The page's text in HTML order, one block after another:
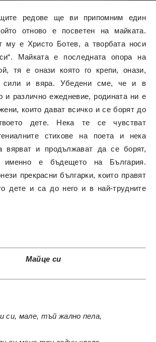
редове ще ви припомним един
отново е посветен на майката.
му е Христо Ботев, а творбата носи
Майката е последната опора на
тя е онази която го крепи, онази,
сили и вяра. Убедени сме, че и в
и различно ежедневие, родината ни е
които дават всичко и се борят до
дете. Нека те се чувстват
стихове на поета и нека
вярват и продължават да се борят,
е бъдещето на България.
прекрасни българки, които правят
дете и са до него и в най-трудните
Майце си
си, мале, тъй жално пела,